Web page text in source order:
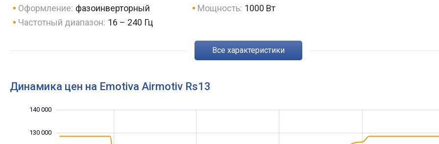
Оформление: фазоинверторный Мощность: 1000 Вт
Частотный диапазон: 16 – 240 Гц
Все характеристики
Динамика цен на Emotiva Airmotiv Rs13
140 000
130 000